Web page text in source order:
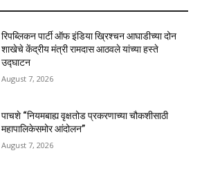
रिपब्लिकन पार्टी ऑफ इंडिया ख्रिश्चन आघाडीच्या दोन
शाखेचे केंद्रीय मंत्री रामदास आठवले यांच्या हस्ते
उद्घाटन
August 7, 2026
पाचशे “नियमबाह्य वृक्षतोड प्रकरणाच्या चौकशीसाठी
महापालिकेसमोर आंदोलन”
August 7, 2026